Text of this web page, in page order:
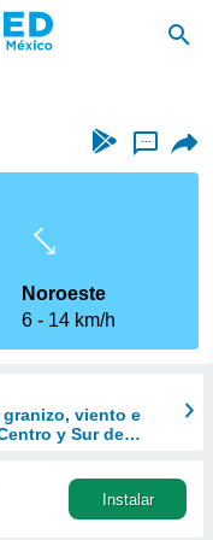
...
Noroeste
6
14 km/h
viento e
y Sur de
Instalar